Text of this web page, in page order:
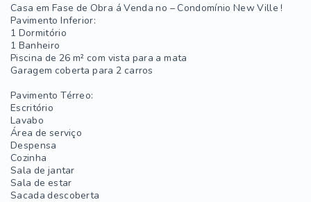
Casa em Fase de Obra á Venda no – Condomínio New Ville !
Pavimento Inferior:
1 Dormitório
1 Banheiro
Piscina de 26 m² com vista para a mata
Garagem coberta para 2 carros
Pavimento Térreo:
Escritório
Lavabo
Área de serviço
Despensa
Cozinha
Sala de jantar
Sala de estar
Sacada descoberta